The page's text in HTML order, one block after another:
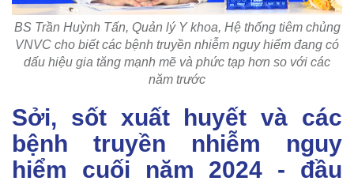
BS Trần Huỳnh Tấn, Quản lý Y khoa, Hệ thống tiêm chủng
VNVC cho biết các bệnh truyền nhiễm nguy hiểm đang có
dấu hiệu gia tăng mạnh mẽ và phức tạp hơn so với các
năm trước
Sởi, sốt xuất huyết và các
bệnh truyền nhiễm nguy
hiểm cuối năm 2024 - đầu